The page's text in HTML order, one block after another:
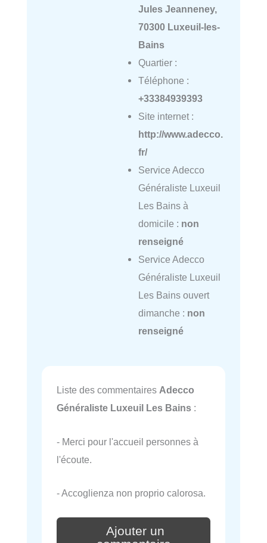
Jules Jeanneney,
70300 Luxeuil-les-
Bains
Quartier :
Téléphone :
+33384939393
Site internet :
http://www.adecco.
fr/
Service Adecco
Généraliste Luxeuil
Les Bains à
domicile : non
renseigné
Service Adecco
Généraliste Luxeuil
Les Bains ouvert
dimanche : non
renseigné
Liste des commentaires Adecco
Généraliste Luxeuil Les Bains :
- Merci pour l'accueil personnes à
l'écoute.
- Accoglienza non proprio calorosa.
Ajouter un